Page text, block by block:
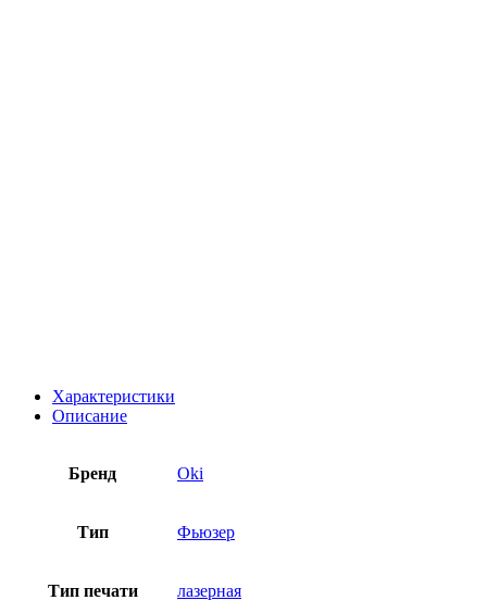
Характеристики
Описание
Бренд Oki
Тип Фьюзер
Тип печати лазерная